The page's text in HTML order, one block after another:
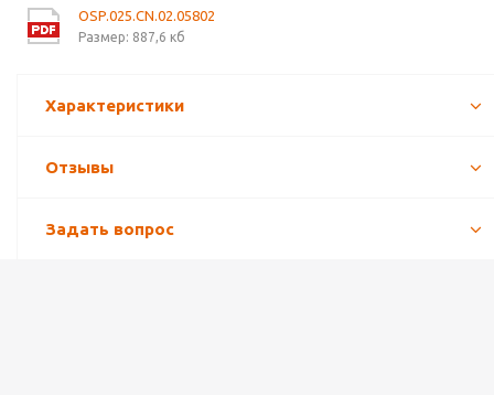
OSP.025.CN.02.05802
Размер: 887,6 кб
Характеристики
Отзывы
Задать вопрос